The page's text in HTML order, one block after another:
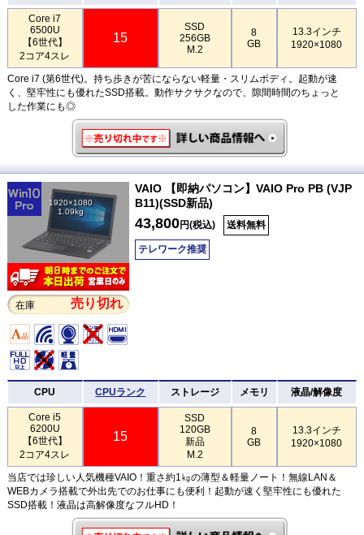
Core i7
6500U
【6世代】
2コア4スレ
15
SSD
256GB
M.2
8
GB
13.3インチ
1920×1080
Core i7 (第6世代)。持ち歩きが苦にならない軽量・スリムボディ。起動が速
く、堅牢性にも優れたSSD搭載。動作サクサクなので、隙間時間のちょっと
した作業にも◎
1920×1080
1.09kg
在庫 売り切れ
VAIO 【即納パソコン】VAIO Pro PB (VJP
B11)(SSD新品)
43,800円(税込) 送料無料
テレワーク推奨
CPU CPUランク ストレージ メモリ 液晶/解像度
Core i5
6200U
【6世代】
2コア4スレ
15
SSD
120GB
新品
M.2
8
GB
13.3インチ
1920×1080
当店では珍しい人気機種VAIO！重さ約1㎏の薄型＆軽量ノート！無線LAN＆
WEBカメラ搭載で外出先でのお仕事にも便利！起動が速く堅牢性にも優れた
SSD搭載！液晶は高解像度なフルHD！